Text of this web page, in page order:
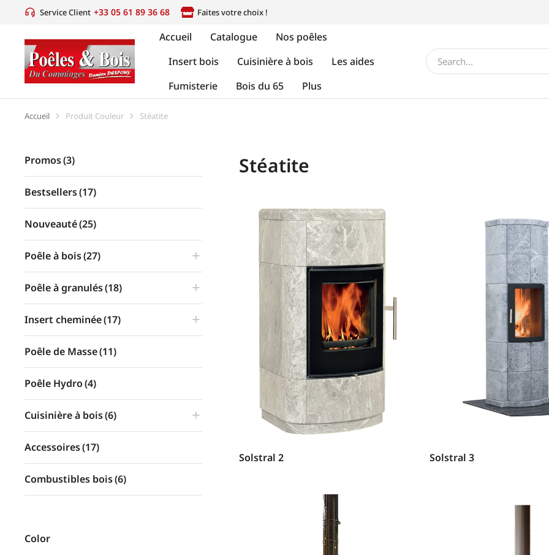
Service Client +33 05 61 89 36 68 Faites votre choix !
Accueil Catalogue
Nos poêles
Insert bois
Cuisinière à bois
Les aides
Fumisterie
Bois du 65 Plus
Vous êtes ici :
Accueil Produit Couleur Stéatite
Promos(3)
Bestsellers(17)
Nouveauté(25)
Poêle à bois(27)
Poêle à granulés(18)
Insert cheminée(17)
Poêle de Masse(11)
Poêle Hydro(4)
Cuisinière à bois(6)
Accessoires(17)
Combustibles bois(6)
Color
Stéatite
Solstral 2 Solstral 3